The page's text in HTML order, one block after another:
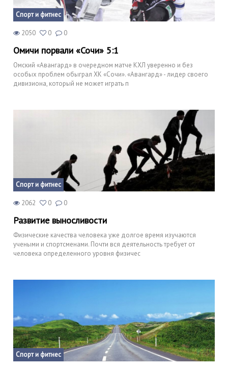
Спорт и фитнес
2050 0 0
Омичи порвали «Сочи» 5:1
Омский «Авангард» в очередном матче КХЛ уверенно и без
особых проблем обыграл ХК «Сочи». «Авангард» - лидер своего
дивизиона, который не может играть п
Спорт и фитнес
2062 0 0
Развитие выносливости
Физические качества человека уже долгое время изучаются
учеными и спортсменами. Почти вся деятельность требует от
человека определенного уровня физичес
Спорт и фитнес